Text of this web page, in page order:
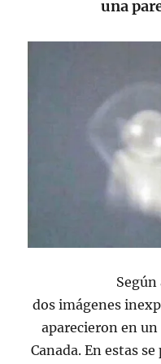
una
dos imágenes
aparecieron en un
Canada. En estas